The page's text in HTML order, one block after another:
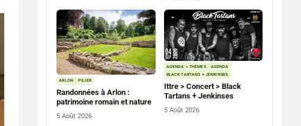
ARLON PILIER
Randonnées à Arlon :
patrimoine romain et nature
5 Août 2026
AGENDA > THÈMES
AGENDA
BLACK TARTANS + JENKINSES
Ittre > Concert > Black
Tartans + Jenkinses
5 Août 2026